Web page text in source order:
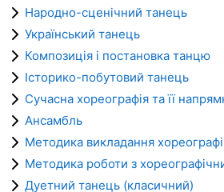
Народно-сценічний танець
Український танець
Композиція і постановка танцю
Історико-побутовий танець
Сучасна хореографія та її
Ансамбль
Методика викладання
Методика роботи з
Дуетний танець (класичний)